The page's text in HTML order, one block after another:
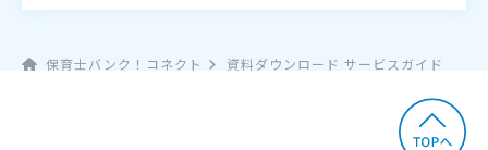
保育士バンク！コネクト 資料ダウンロード サービスガイド